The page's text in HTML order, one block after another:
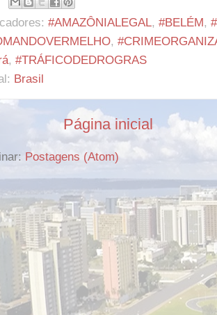
#AMAZÔNIALEGAL, #BELÉM,
,
, #TRÁFICODEDROGRAS
Brasil
Página inicial
Postagens (Atom)